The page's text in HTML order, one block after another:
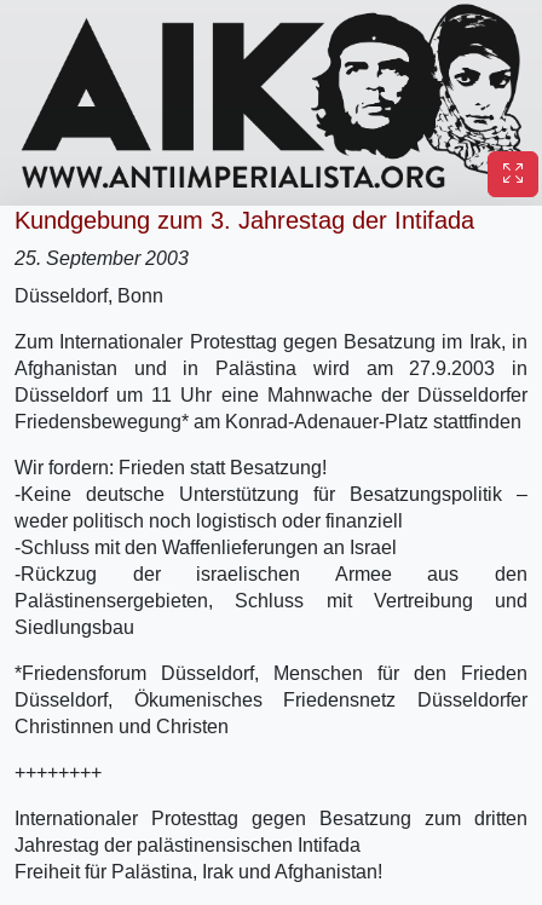
Kundgebung zum 3. Jahrestag der Intifada
25. September 2003
Düsseldorf, Bonn
Zum Internationaler Protesttag gegen Besatzung im Irak, in
Afghanistan und in Palästina wird am 27.9.2003 in
Düsseldorf um 11 Uhr eine Mahnwache der Düsseldorfer
Friedensbewegung* am Konrad-Adenauer-Platz stattfinden
Wir fordern: Frieden statt Besatzung!
-Keine deutsche Unterstützung für Besatzungspolitik –
weder politisch noch logistisch oder finanziell
-Schluss mit den Waffenlieferungen an Israel
-Rückzug der israelischen Armee aus den
Palästinensergebieten, Schluss mit Vertreibung und
Siedlungsbau
*Friedensforum Düsseldorf, Menschen für den Frieden
Düsseldorf, Ökumenisches Friedensnetz Düsseldorfer
Christinnen und Christen
++++++++
Internationaler Protesttag gegen Besatzung zum dritten
Jahrestag der palästinensischen Intifada
Freiheit für Palästina, Irak und Afghanistan!